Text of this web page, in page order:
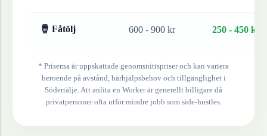
🪘 Fåtölj 600 - 900 kr 250 - 450 kr
* Priserna är uppskattade genomsnittspriser och kan variera
beroende på avstånd, bärhjälpsbehov och tillgänglighet i
Södertälje. Att anlita en Worker är generellt billigare då
privatpersoner ofta utför mindre jobb som side-hustles.